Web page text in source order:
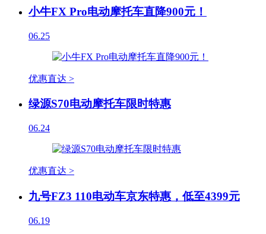
小牛FX Pro电动摩托车直降900元！
06.25
优惠直达 >
绿源S70电动摩托车限时特惠
06.24
优惠直达 >
九号FZ3 110电动车京东特惠，低至4399元
06.19